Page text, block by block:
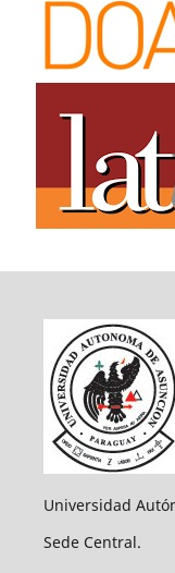
Universidad
Sede Central.